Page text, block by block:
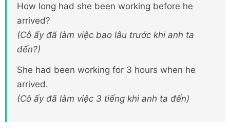
How long had she been working before he
arrived?
(Cô ấy đã làm việc bao lâu trước khi anh ta
đến?)
She had been working for 3 hours when he
arrived.
(Cô ấy đã làm việc 3 tiếng khi anh ta đến)